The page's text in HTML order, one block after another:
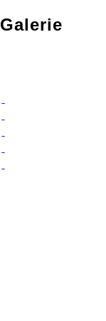
Galerie